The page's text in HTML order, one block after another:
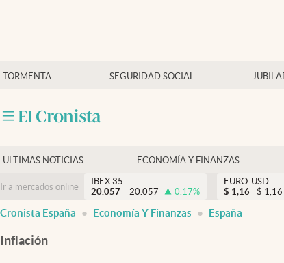
TORMENTA SEGURIDAD SOCIAL
Economía y finanzas
Criptomonedas
ULTIMAS NOTICIAS ECONOMÍA Y FINANZAS
Ir a mercados online
IBEX 35
20.057
20.057 0.17%
EURO-USD
$ 1,16 $ 1,16
Cronista España Economía Y Finanzas España
Inflación